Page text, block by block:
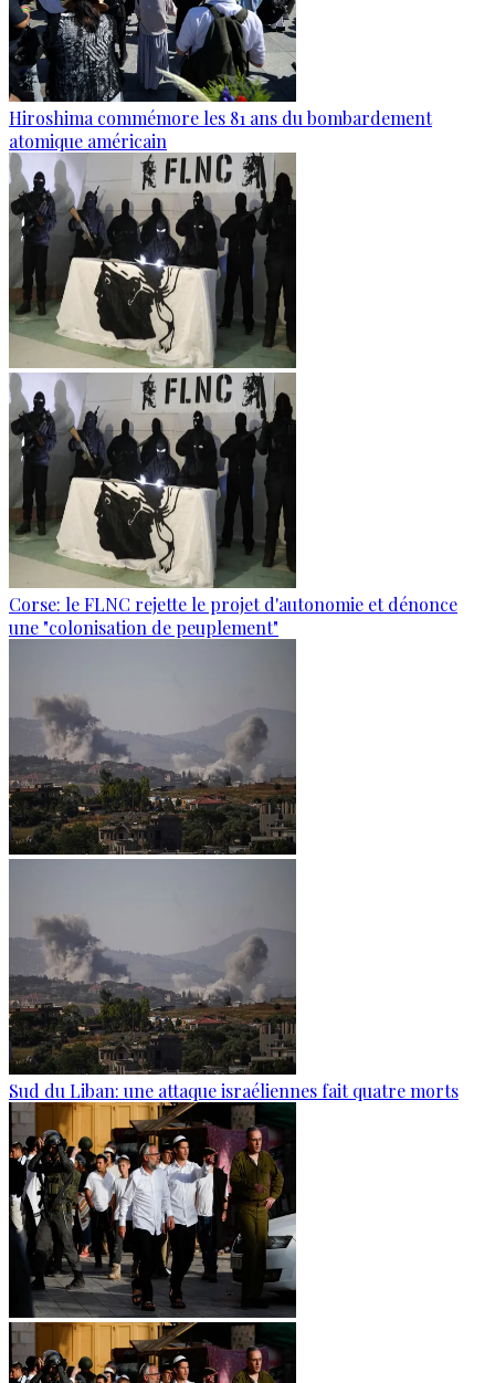
Hiroshima commémore les 81 ans du bombardement
atomique américain
Corse: le FLNC rejette le projet d'autonomie et dénonce
une "colonisation de peuplement"
Sud du Liban: une attaque israéliennes fait quatre morts